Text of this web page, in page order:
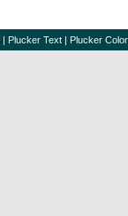
| Plucker Text | Plucker Color